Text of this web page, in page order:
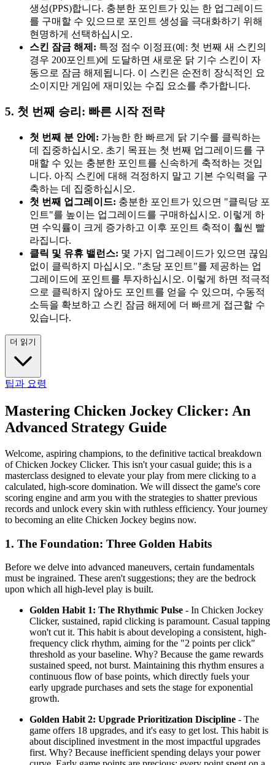
생성(PPS)합니다. 충분한 포인트가 있는 한 업그레이드
를 구매할 수 있으므로 포인트 생성을 극대화하기 위해
현명하게 선택하십시오.
스킨 잠금 해제: 특정 점수 이정표(예: 첫 번째 새 스킨의
경우 200포인트)에 도달하면 새로운 닭 기수 스킨이 자
동으로 잠금 해제됩니다. 이 스킨은 순전히 장식적인 요
소이지만 게임에 재미있는 수집 요소를 추가합니다.
5. 첫 번째 승리: 빠른 시작 전략
첫 번째 분 안에: 가능한 한 빠르게 닭 기수를 클릭하는
데 집중하십시오. 초기 목표는 첫 번째 업그레이드를 구
매할 수 있는 충분한 포인트를 신속하게 축적하는 것입
니다. 아직 스킨에 대해 걱정하지 말고 기본 수익력을 구
축하는 데 집중하십시오.
첫 번째 업그레이드: 충분한 포인트가 있으면 "클릭당 포
인트"를 높이는 업그레이드를 구매하십시오. 이렇게 하
면 수익률이 크게 증가하고 이후 포인트 축적이 훨씬 빨
라집니다.
클릭 및 유휴 밸런스: 몇 가지 업그레이드가 있으면 끊임
없이 클릭하지 마십시오. "초당 포인트"를 제공하는 업
그레이드에 포인트를 투자하십시오. 이렇게 하면 적극적
으로 클릭하지 않아도 포인트를 얻을 수 있으며, 수동적
소득을 확보하고 스킨 잠금 해제에 더 빠르게 접근할 수
있습니다.
더 읽기
팁과 요령
Mastering Chicken Jockey Clicker: An
Advanced Strategy Guide
Welcome, aspiring champions, to the definitive tactical breakdown
of Chicken Jockey Clicker. This isn't your casual guide; this is a
masterclass designed to elevate your play from mere clicking to a
calculated, high-score domination. We will dissect the game's core
scoring engine and arm you with the strategies to shatter previous
records and unlock every skin with ruthless efficiency. Your journey
to becoming an elite Chicken Jockey begins now.
1. The Foundation: Three Golden Habits
Before we delve into advanced maneuvers, certain fundamentals
must be ingrained. These aren't suggestions; they are the bedrock
upon which all high-level play is built.
Golden Habit 1: The Rhythmic Pulse - In Chicken Jockey
Clicker, sustained, rapid clicking is paramount. Casual tapping
won't cut it. This habit is about developing a consistent, high-
frequency click rhythm, aiming for the "2 points per click"
threshold as your baseline. Why? Because the game rewards
sustained speed, not burst. Maintaining this rhythm ensures a
continuous flow of base points, which directly fuels your
early upgrade purchases and sets the stage for exponential
growth.
Golden Habit 2: Upgrade Prioritization Discipline - The
game offers 18 upgrades, and it's easy to get lost. This habit is
about disciplined investment in the most impactful upgrades
first. Why? Because inefficient spending delays your power